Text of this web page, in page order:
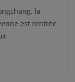
la
est rentrée